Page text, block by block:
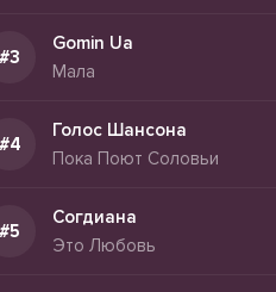
Gomin Ua
Мала
Голос Шансона
Пока Поют Соловьи
Согдиана
Это Любовь